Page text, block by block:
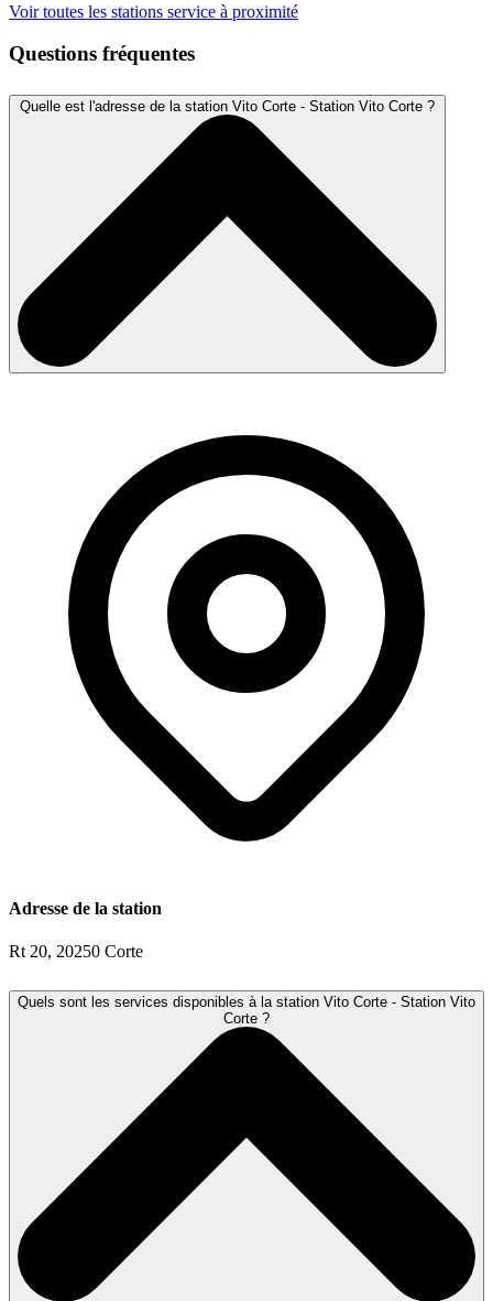
Voir toutes les stations service à proximité
Questions fréquentes
Quelle est l'adresse de la station Vito Corte - Station Vito Corte ?
Adresse de la station
Rt 20, 20250 Corte
Quels sont les services disponibles à la station Vito Corte - Station Vito
Corte ?